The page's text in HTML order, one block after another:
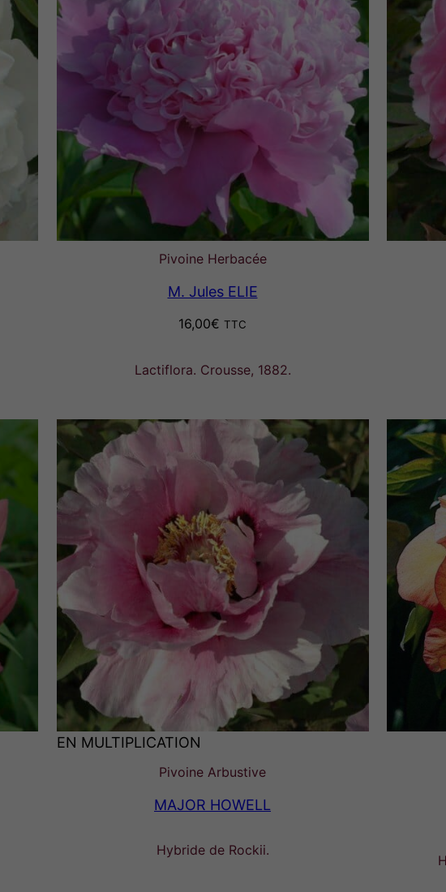
Pivoine Herbacée
M. Jules ELIE
16,00€ TTC
Lactiflora. Crousse, 1882.
EN MULTIPLICATION
Pivoine Arbustive
MAJOR HOWELL
Hybride de Rockii.